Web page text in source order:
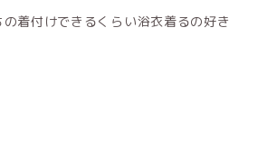
の着付けできるくらい浴衣着るの好き